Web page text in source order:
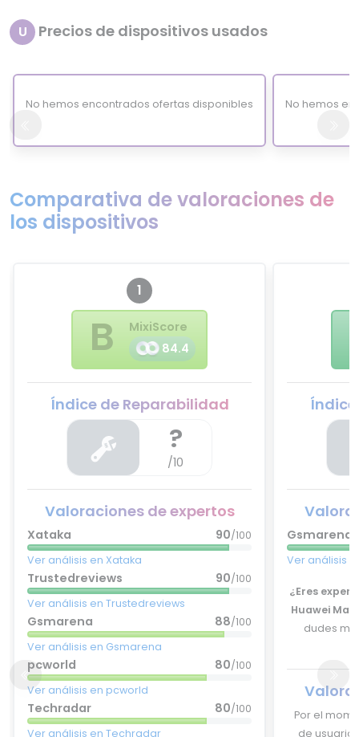
U Precios de dispositivos usados
No hemos encontrados ofertas disponibles No hemos
Comparativa de valoraciones de
los dispositivos
1
B
MixiScore
84.4
Índice de Reparabilidad
?
/10
Valoraciones de expertos
Xataka 90/100
Ver análisis en Xataka
Trustedreviews 90/100
Ver análisis en Trustedreviews
Gsmarena 88/100
Ver análisis en Gsmarena
pcworld 80/100
Ver análisis en pcworld
Techradar 80/100
Ver análisis en Techradar
Gsmarena
Ver análisis
¿Eres
Huawei
dudes
Por el
de